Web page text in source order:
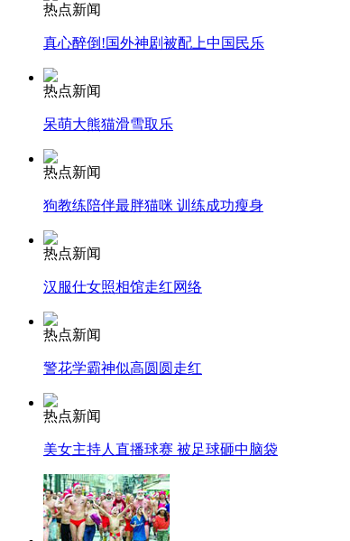
走！跟着总书记去植树
纽约上演“枕头大战”
热点新闻
真心醉倒!国外神剧被配上中国民乐
热点新闻
呆萌大熊猫滑雪取乐
热点新闻
狗教练陪伴最胖猫咪 训练成功瘦身
热点新闻
汉服仕女照相馆走红网络
热点新闻
警花学霸神似高圆圆走红
热点新闻
美女主持人直播球赛 被足球砸中脑袋